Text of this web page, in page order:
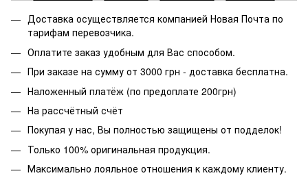
Доставка осуществляется компанией Новая Почта по
тарифам перевозчика.
Оплатите заказ удобным для Вас способом.
При заказе на сумму от 3000 грн - доставка бесплатна.
Наложенный платёж (по предоплате 200грн)
На рассчётный счёт
Покупая у нас, Вы полностью защищены от подделок!
Только 100% оригинальная продукция.
Максимально лояльное отношения к каждому клиенту.